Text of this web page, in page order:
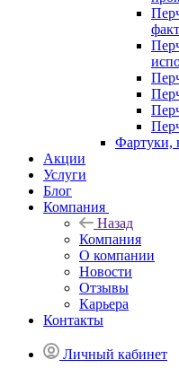
Фартуки,
Акции
Услуги
Блог
Компания
Назад
Компания
О компании
Новости
Отзывы
Карьера
Контакты
Личный кабинет